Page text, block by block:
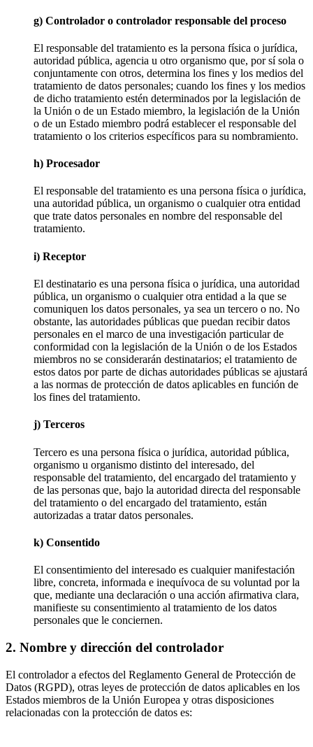
g) Controlador o controlador responsable del proceso
El responsable del tratamiento es la persona física o jurídica,
autoridad pública, agencia u otro organismo que, por sí sola o
conjuntamente con otros, determina los fines y los medios del
tratamiento de datos personales; cuando los fines y los medios
de dicho tratamiento estén determinados por la legislación de
la Unión o de un Estado miembro, la legislación de la Unión
o de un Estado miembro podrá establecer el responsable del
tratamiento o los criterios específicos para su nombramiento.
h) Procesador
El responsable del tratamiento es una persona física o jurídica,
una autoridad pública, un organismo o cualquier otra entidad
que trate datos personales en nombre del responsable del
tratamiento.
i) Receptor
El destinatario es una persona física o jurídica, una autoridad
pública, un organismo o cualquier otra entidad a la que se
comuniquen los datos personales, ya sea un tercero o no. No
obstante, las autoridades públicas que puedan recibir datos
personales en el marco de una investigación particular de
conformidad con la legislación de la Unión o de los Estados
miembros no se considerarán destinatarios; el tratamiento de
estos datos por parte de dichas autoridades públicas se ajustará
a las normas de protección de datos aplicables en función de
los fines del tratamiento.
j) Terceros
Tercero es una persona física o jurídica, autoridad pública,
organismo u organismo distinto del interesado, del
responsable del tratamiento, del encargado del tratamiento y
de las personas que, bajo la autoridad directa del responsable
del tratamiento o del encargado del tratamiento, están
autorizadas a tratar datos personales.
k) Consentido
El consentimiento del interesado es cualquier manifestación
libre, concreta, informada e inequívoca de su voluntad por la
que, mediante una declaración o una acción afirmativa clara,
manifieste su consentimiento al tratamiento de los datos
personales que le conciernen.
2. Nombre y dirección del controlador
El controlador a efectos del Reglamento General de Protección de
Datos (RGPD), otras leyes de protección de datos aplicables en los
Estados miembros de la Unión Europea y otras disposiciones
relacionadas con la protección de datos es: